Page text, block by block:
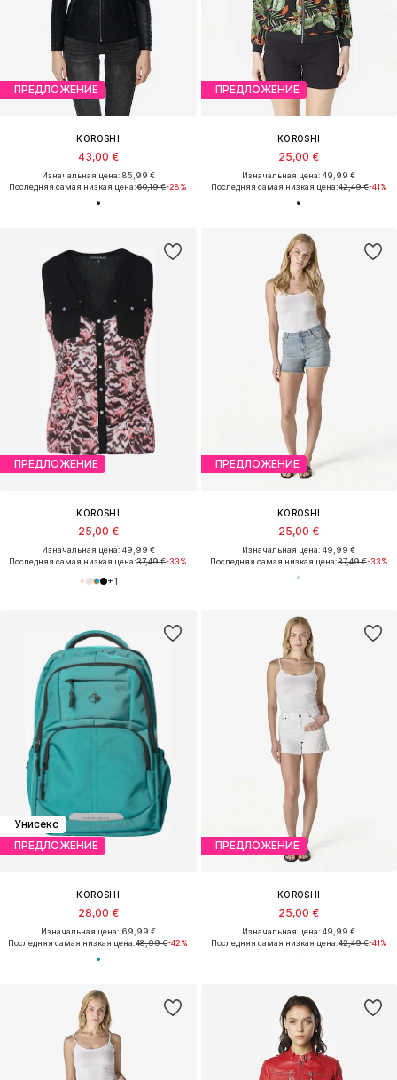
ПРЕДЛОЖЕНИЕ
KOROSHI
43,00 €
Изначальная цена: 85,99 €
Последняя самая низкая цена:60,19 €-28%
ПРЕДЛОЖЕНИЕ
KOROSHI
25,00 €
Изначальная цена: 49,99 €
Последняя самая низкая цена:42,49 €-41%
ПРЕДЛОЖЕНИЕ
KOROSHI
25,00 €
Изначальная цена: 49,99 €
Последняя самая низкая цена:37,49 €-33%
+1
ПРЕДЛОЖЕНИЕ
KOROSHI
25,00 €
Изначальная цена: 49,99 €
Последняя самая низкая цена:37,49 €-33%
Унисекс
ПРЕДЛОЖЕНИЕ
KOROSHI
28,00 €
Изначальная цена: 69,99 €
Последняя самая низкая цена:48,99 €-42%
ПРЕДЛОЖЕНИЕ
KOROSHI
25,00 €
Изначальная цена: 49,99 €
Последняя самая низкая цена:42,49 €-41%